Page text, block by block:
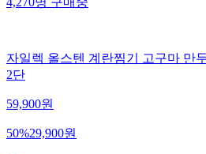
4,270명구매중
자일렉 올스텐 계란찜기 고구마 만
2단
59,900원
50%29,900원